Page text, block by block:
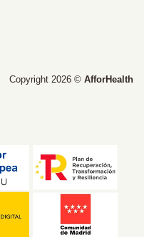
Copyright 2026 © AfforHealth